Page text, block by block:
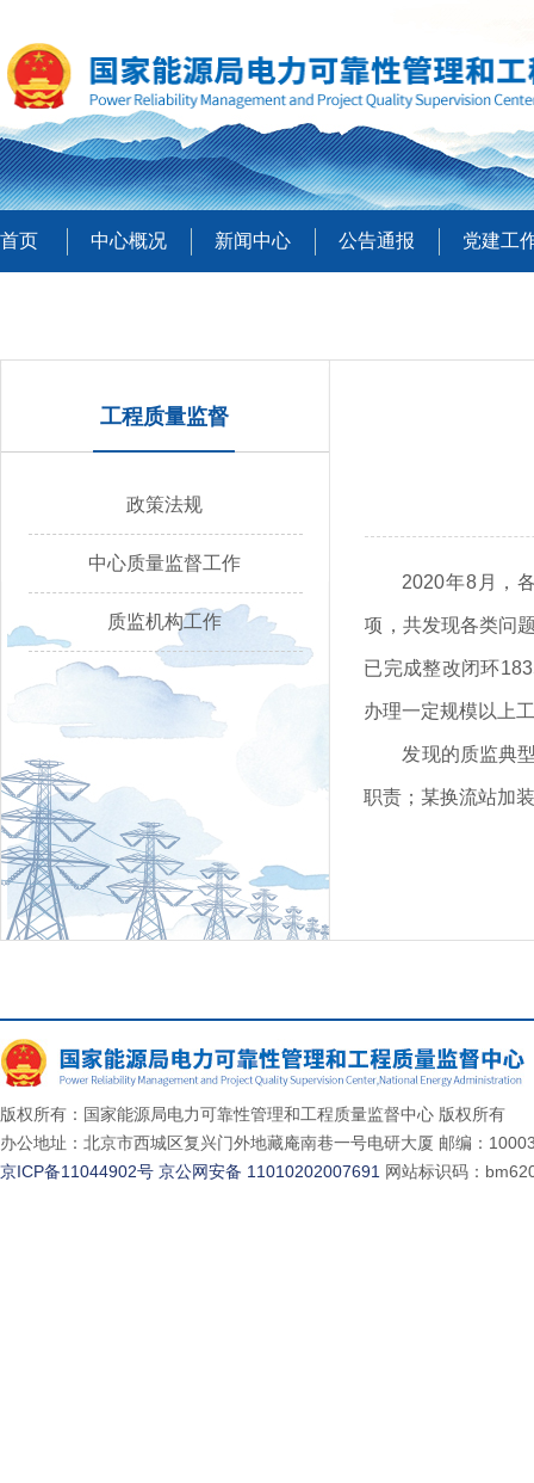
首页 中心概况 新闻中心 公告通报 党建工
工程质量监督
政策法规
中心质量监督工作
质监机构工作
2020年8月，
项，共发现各类问
已完成整改闭环
办理一定规模以上
发现的质监典
职责；某换流站加
版权所有：国家能源局电力可靠性管理和工程质量监督中心 版权所有
办公地址：北京市西城区复兴门外地藏庵南巷一号电研大厦 邮编：
京ICP备11044902号 京公网安备 11010202007691 网站标识码：